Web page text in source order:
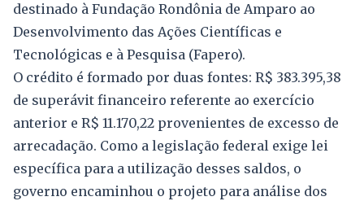
destinado à Fundação Rondônia de Amparo ao
Desenvolvimento das Ações Científicas e
Tecnológicas e à Pesquisa (Fapero).
O crédito é formado por duas fontes: R$ 383.395,38
de superávit financeiro referente ao exercício
anterior e R$ 11.170,22 provenientes de excesso de
arrecadação. Como a legislação federal exige lei
específica para a utilização desses saldos, o
governo encaminhou o projeto para análise dos